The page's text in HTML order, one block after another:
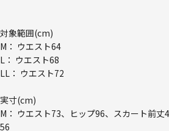
対象範囲(cm)
M： ウエスト64
L： ウエスト68
LL： ウエスト72
実寸(cm)
M： ウエスト73、ヒップ96、スカート前
56